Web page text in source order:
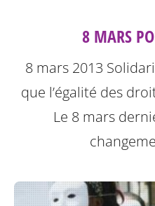
8 MARS
8 mars 2013
que l’égalité des
Le 8 mars